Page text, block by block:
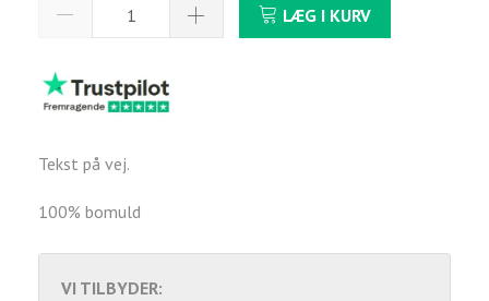
LÆG I KURV
Tekst på vej.
100% bomuld
VI TILBYDER: